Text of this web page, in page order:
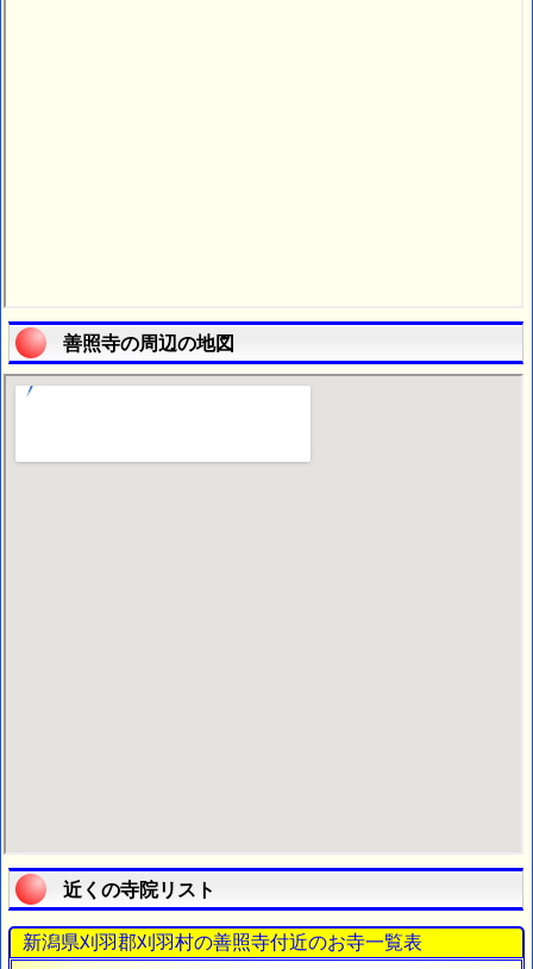
善照寺の周辺の地図
近くの寺院リスト
新潟県刈羽郡刈羽村の善照寺付近のお寺一覧表